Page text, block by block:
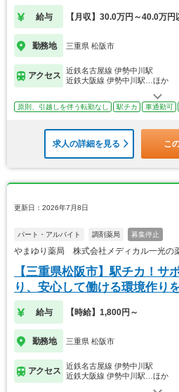
給与 【月収】30.0万円～40.0万円
勤務地 三重県 松阪市
アクセス
近鉄名古屋線 伊勢中川駅
近鉄大阪線 伊勢中川駅…ほか
原則、引越しを伴う転勤なし 駅チカ 車通勤可
求人の詳細を見る こ
更新日：2026年7月8日
パート・アルバイト 調剤薬局 募集停止
やまゆり薬局 株式会社メディカル一光の
【三重県松阪市】駅チカ！サ
り、安心して働ける環境作り
給与 【時給】1,800円～
勤務地 三重県 松阪市
アクセス
近鉄名古屋線 伊勢中川駅
近鉄大阪線 伊勢中川駅…ほか